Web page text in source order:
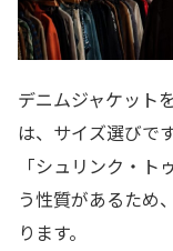
デニムジャケット
は、サイズ選びで
「シュリンク・
う性質があるため
ります。